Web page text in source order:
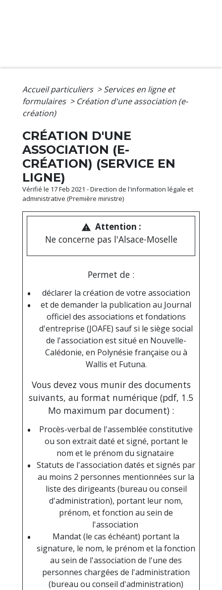
Accueil particuliers > Services en ligne et
formulaires > Création d'une association (e-
création)
CRÉATION D'UNE
ASSOCIATION (E-
CRÉATION) (SERVICE EN
LIGNE)
Vérifié le 17 Feb 2021 - Direction de l'information légale et
administrative (Première ministre)
warning Attention :
Ne concerne pas l'Alsace-Moselle
Permet de :
déclarer la création de votre association
et de demander la publication au Journal
officiel des associations et fondations
d'entreprise (JOAFE) sauf si le siège social
de l'association est situé en Nouvelle-
Calédonie, en Polynésie française ou à
Wallis et Futuna.
Vous devez vous munir des documents
suivants, au format numérique (pdf, 1.5
Mo maximum par document) :
Procès-verbal de l'assemblée constitutive
ou son extrait daté et signé, portant le
nom et le prénom du signataire
Statuts de l'association datés et signés par
au moins 2 personnes mentionnées sur la
liste des dirigeants (bureau ou conseil
d'administration), portant leur nom,
prénom, et fonction au sein de
l'association
Mandat (le cas échéant) portant la
signature, le nom, le prénom et la fonction
au sein de l'association de l'une des
personnes chargées de l'administration
(bureau ou conseil d'administration)